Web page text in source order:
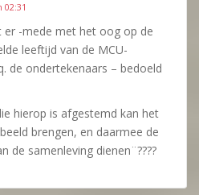
02:31
er -mede met het oog op de
leeftijd van de MCU-
de ondertekenaars – bedoeld
hierop is afgestemd kan het
brengen, en daarmee de
de samenleving dienen¨????